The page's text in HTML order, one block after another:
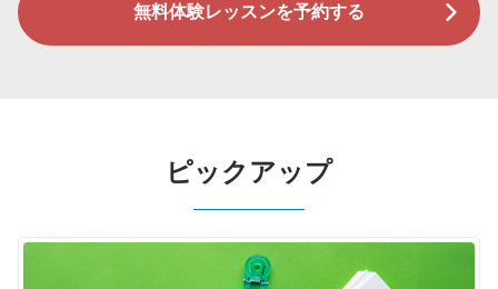
無料体験レッスンを予約する
ピックアップ